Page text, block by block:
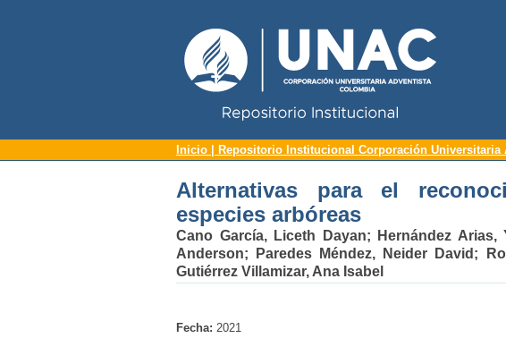
Alternativas para el
Inicio | Repositorio Institucional Corporación Universitaria
Alternativas para el
especies arbóreas
Cano García, Liceth Dayan; Hernández Arias,
Anderson; Paredes Méndez, Neider David ;
Gutiérrez Villamizar, Ana Isabel
Fecha: 2021